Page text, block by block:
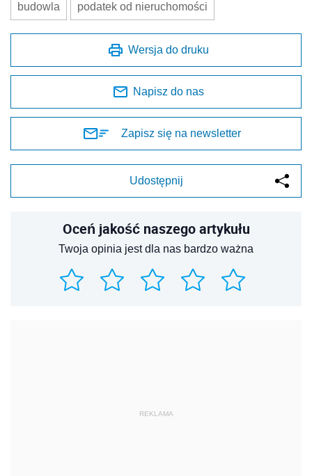
budowla podatek od nieruchomości
Wersja do druku
Napisz do nas
Zapisz się na newsletter
Udostępnij
Oceń jakość naszego artykułu
Twoja opinia jest dla nas bardzo ważna
REKLAMA